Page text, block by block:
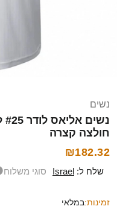
נשים
חולצה קצרה
₪182.32
שלח ל: Israel סוגי משלוח
זמינות:במלאי